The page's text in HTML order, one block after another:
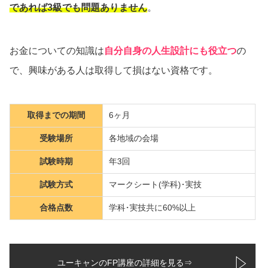
であれば3級でも問題ありません。
お金についての知識は自分自身の人生設計にも役立つの
で、興味がある人は取得して損はない資格です。
取得までの期間 6ヶ月
受験場所 各地域の会場
試験時期 年3回
試験方式 マークシート(学科)･実技
合格点数 学科･実技共に60%以上
ユーキャンのFP講座の詳細を見る⇒